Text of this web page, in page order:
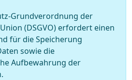
Grundverordnung der
(DSGVO) erfordert einen
für die Speicherung
sowie die
Aufbewahrung der